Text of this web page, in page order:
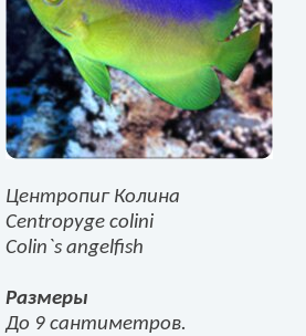
Центропиг Колина
Centropyge colini
Colin`s angelfish
Размеры
До 9 сантиметров.